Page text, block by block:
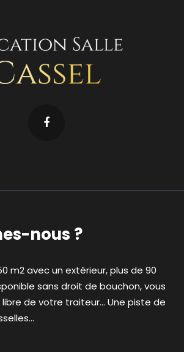
nous ?
m2 avec un extérieur, plus de 90
sans droit de bouchon, vous
de votre traiteur... Une piste de